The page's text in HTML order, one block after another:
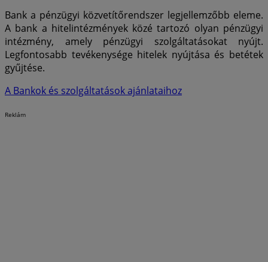
Bank a pénzügyi közvetítőrendszer legjellemzőbb eleme.
A bank a hitelintézmények közé tartozó olyan pénzügyi
intézmény, amely pénzügyi szolgáltatásokat nyújt.
Legfontosabb tevékenysége hitelek nyújtása és betétek
gyűjtése.
A Bankok és szolgáltatások ajánlataihoz
Reklám